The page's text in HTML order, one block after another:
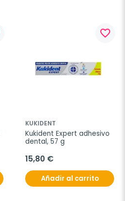
favorite_border
KUKIDENT
Kukident Expert adhesivo
dental, 57 g
15,80 €
Añadir al carrito